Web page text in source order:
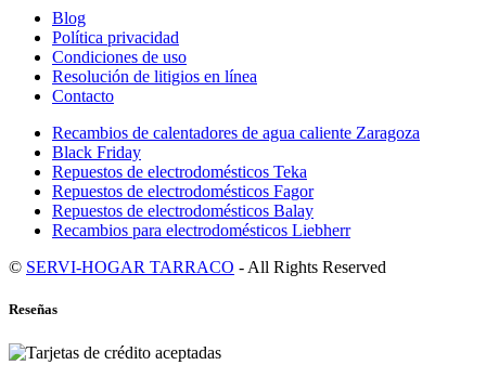
Blog
Política privacidad
Condiciones de uso
Resolución de litigios en línea
Contacto
Recambios de calentadores de agua caliente Zaragoza
Black Friday
Repuestos de electrodomésticos Teka
Repuestos de electrodomésticos Fagor
Repuestos de electrodomésticos Balay
Recambios para electrodomésticos Liebherr
© SERVI-HOGAR TARRACO - All Rights Reserved
Reseñas